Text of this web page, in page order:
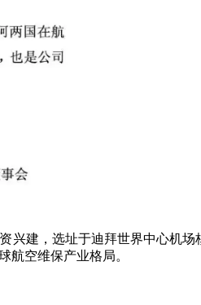
兴建，选址于迪拜世界中心机
航空维保产业格局。